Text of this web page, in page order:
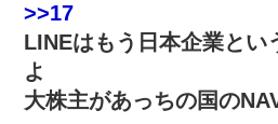
>>17
LINEはもう日本企業とい
よ
大株主があっちの国の